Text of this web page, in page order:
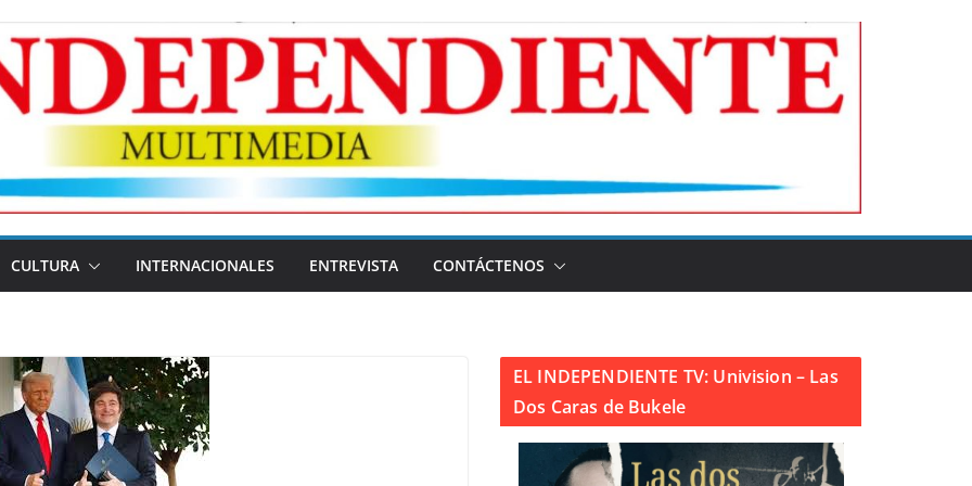
CULTURA INTERNACIONALES ENTREVISTA CONTÁCTENOS
EL INDEPENDIENTE TV: Univision – Las
Dos Caras de Bukele